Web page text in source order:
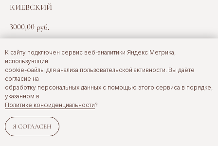
КИЕВСКИЙ
3000,00 руб.
BUY NOW
Ореховое безе с фундуком, два вида крема «Шарлотт» (с
фундучным пралине и шоколадный), глазурь из тёмного шоколада,
крошка из орехового безе
К сайту подключен сервис веб-аналитики Яндекс Метрика,
использующий
cookie-файлы для анализа пользовательской активности. Вы даёте
согласие на
обработку персональных данных с помощью этого сервиса в порядке,
указанном в
Политике конфиденциальности?
Я СОГЛАСЕН